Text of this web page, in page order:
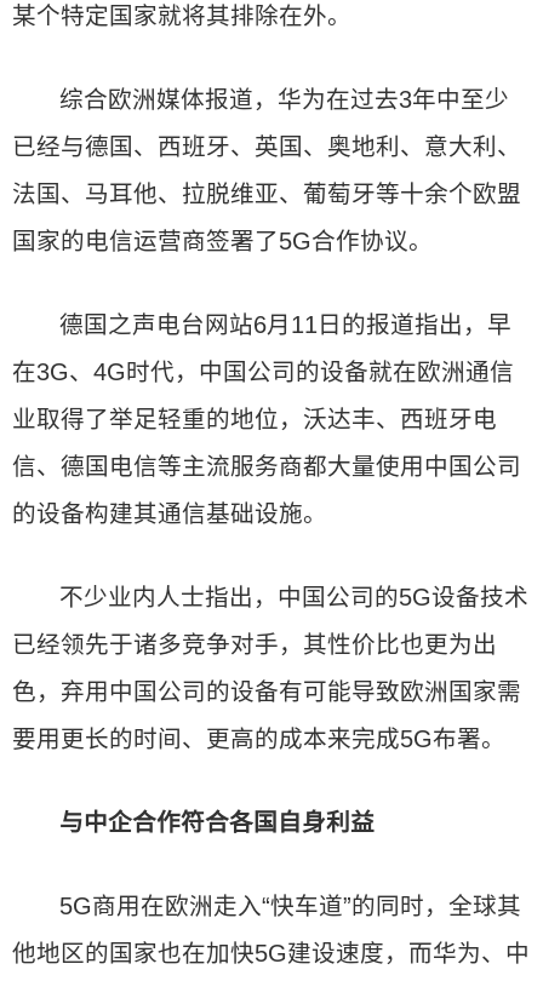
某个特定国家就将其排除在外。
综合欧洲媒体报道，华为在过去3年中至少
已经与德国、西班牙、英国、奥地利、意大利、
法国、马耳他、拉脱维亚、葡萄牙等十余个欧盟
国家的电信运营商签署了5G合作协议。
德国之声电台网站6月11日的报道指出，早
在3G、4G时代，中国公司的设备就在欧洲通信
业取得了举足轻重的地位，沃达丰、西班牙电
信、德国电信等主流服务商都大量使用中国公司
的设备构建其通信基础设施。
不少业内人士指出，中国公司的5G设备技术
已经领先于诸多竞争对手，其性价比也更为出
色，弃用中国公司的设备有可能导致欧洲国家需
要用更长的时间、更高的成本来完成5G布署。
与中企合作符合各国自身利益
5G商用在欧洲走入“快车道”的同时，全球其
他地区的国家也在加快5G建设速度，而华为、中